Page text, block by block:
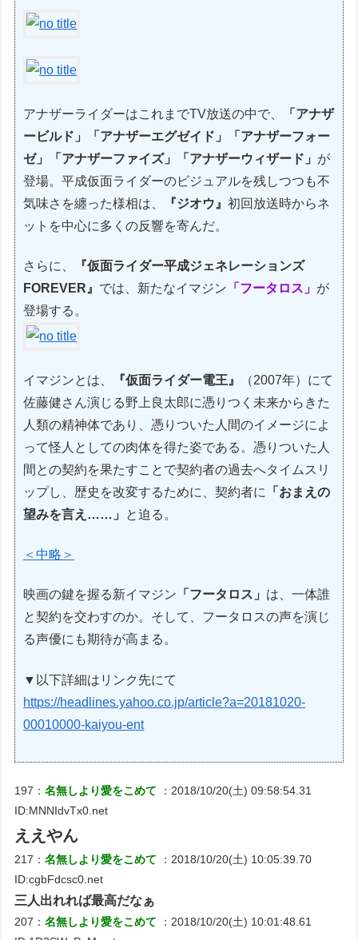
アナザーライダーはこれまでTV放送の中で、
「アナザ
ービルド」「アナザーエグゼイド」「アナザーフォー
ゼ」「アナザーファイズ」「アナザーウィザード」 が
登場。平成仮面ライダーのビジュアルを残しつつも不
気味さを纏った様相は、
『ジオウ』初回放送時からネ
ットを中心に多くの反響を寄んだ。
さらに、
『仮面ライダー平成ジェネレーションズ
FOREVER』 では、新たなイマジン 「フータロス」 が
登場する。
イマジンとは、 『仮面ライダー電王』
（2007年）にて
佐藤健さん演じる野上良太郎に憑りつく未来からきた
人類の精神体であり、憑りついた人間のイメージによ
って怪人としての肉体を得た姿である。憑りついた人
間との契約を果たすことで契約者の過去へタイムスリ
ップし、歴史を改変するために、契約者に
「おまえの
望みを言え……」
と迫る。
＜中略＞
映画の鍵を握る新イマジン 「フータロス」 は、一体誰
と契約を交わすのか。そして、フータロスの声を演じ
る声優にも期待が高まる。
▼以下詳細はリンク先にて
https://headlines.yahoo.co.jp/article?a=20181020-
00010000-kaiyou-ent
197：名無しより愛をこめて
：2018/10/20(土) 09:58:54.31
ID:MNNIdvTx0.net
ええやん
217：名無しより愛をこめて
：2018/10/20(土) 10:05:39.70
ID:cgbFdcsc0.net
三人出れれば最高だなぁ
207：名無しより愛をこめて
：2018/10/20(土) 10:01:48.61